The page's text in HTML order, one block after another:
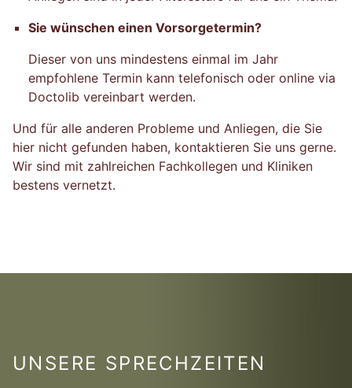
Sie wünschen einen Vorsorgetermin?
Dieser von uns mindestens einmal im Jahr
empfohlene Termin kann telefonisch oder online via
Doctolib vereinbart werden.
Und für alle anderen Probleme und Anliegen, die Sie
hier nicht gefunden haben, kontaktieren Sie uns gerne.
Wir sind mit zahlreichen Fachkollegen und Kliniken
bestens vernetzt.
UNSERE SPRECHZEITEN